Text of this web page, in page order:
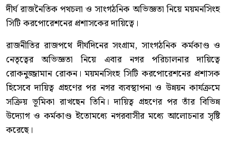
দীর্ঘ রাজনৈতিক পথচলা ও সাংগঠনিক অভিজ্ঞতা নিয়ে ময়মনসিংহ
সিটি করপোরেশনের প্রশাসকের দায়িত্বে।
রাজনীতির রাজপথে দীর্ঘদিনের সংগ্রাম, সাংগঠনিক কর্মকাণ্ড ও
নেতৃত্বের অভিজ্ঞতা নিয়ে এবার নগর পরিচালনার দায়িত্বে
রোকনুজ্জামান রোকন। ময়মনসিংহ সিটি করপোরেশনের প্রশাসক
হিসেবে দায়িত্ব গ্রহণের পর নগর ব্যবস্থাপনা ও উন্নয়ন কার্যক্রমে
সক্রিয় ভূমিকা রাখছেন তিনি। দায়িত্ব গ্রহণের পর তাঁর বিভিন্ন
উদ্যোগ ও কর্মকাণ্ড ইতোমধ্যে নগরবাসীর মধ্যে আলোচনার সৃষ্টি
করেছে।